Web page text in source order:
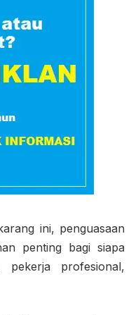
ini, penguasaan
penting bagi siapa
pekerja profesional,